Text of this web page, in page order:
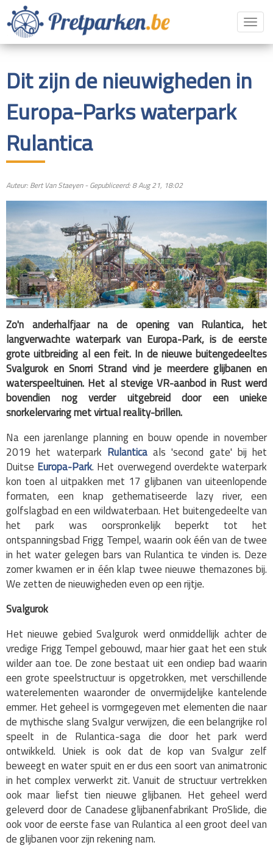
Dit zijn de nieuwigheden in
Europa-Parks waterpark
Rulantica
Auteur: Bert Van Staeyen - Gepubliceerd: 8 Aug 21, 18:02
Zo'n anderhalfjaar na de opening van Rulantica, het
langverwachte waterpark van Europa-Park, is de eerste
grote uitbreiding al een feit. In de nieuwe buitengedeeltes
Svalgurok en Snorri Strand vind je meerdere glijbanen en
waterspeeltuinen. Het al stevige VR-aanbod in Rust werd
bovendien nog verder uitgebreid door een unieke
snorkelervaring met virtual reality-brillen.
Na een jarenlange planning en bouw opende in november
2019 het waterpark Rulanticaals 'second gate' bij het
Duitse Europa-Park. Het overwegend overdekte waterpark
kon toen al uitpakken met 17 glijbanen van uiteenlopende
formaten, een knap gethematiseerde lazy river, een
golfslagbad en een wildwaterbaan. Het buitengedeelte van
het park was oorspronkelijk beperkt tot het
ontspanningsbad Frigg Tempel, waarin ook één van de twee
in het water gelegen bars van Rulantica te vinden is. Deze
zomer kwamen er in één klap twee nieuwe themazones bij.
We zetten de nieuwigheden even op een rijtje.
Svalgurok
Het nieuwe gebied Svalgurok werd onmiddellijk achter de
vredige Frigg Tempel gebouwd, maar hier gaat het een stuk
wilder aan toe. De zone bestaat uit een ondiep bad waarin
een grote speelstructuur is opgetrokken, met verschillende
waterelementen waaronder de onvermijdelijke kantelende
emmer. Het geheel is vormgegeven met elementen die naar
de mythische slang Svalgur verwijzen, die een belangrijke rol
speelt in de Rulantica-saga die door het park werd
ontwikkeld. Uniek is ook dat de kop van Svalgur zelf
beweegt en water spuit en er dus een soort van animatronic
in het complex verwerkt zit. Vanuit de structuur vertrekken
ook maar liefst tien nieuwe glijbanen. Het geheel werd
geleverd door de Canadese glijbanenfabrikant ProSlide, die
ook voor de eerste fase van Rulantica al een groot deel van
de glijbanen voor zijn rekening nam.